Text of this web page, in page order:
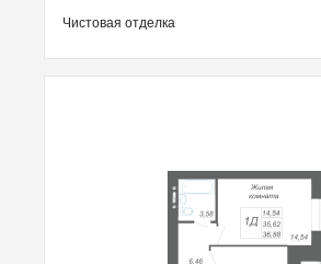
Чистовая отделка